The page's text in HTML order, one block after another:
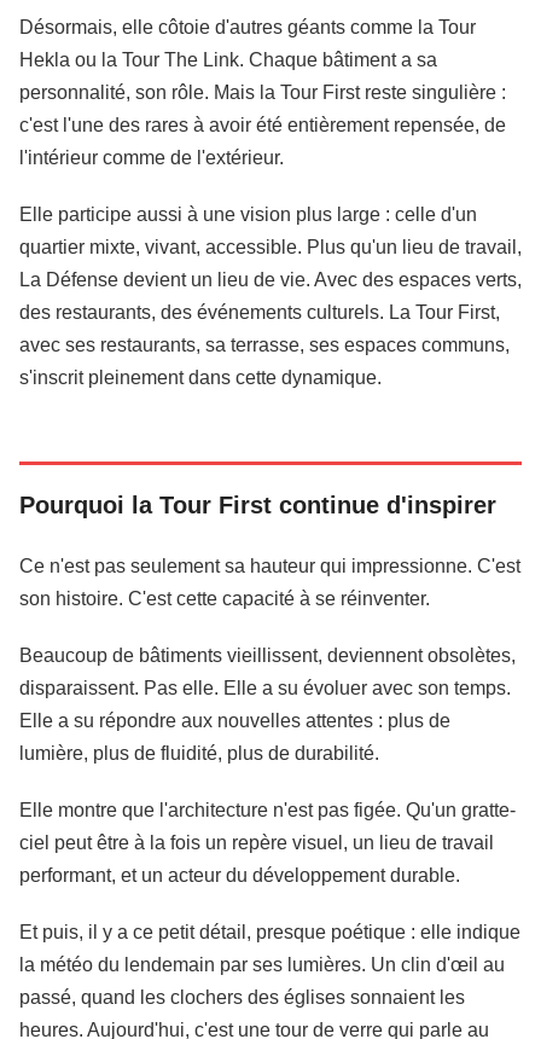
Désormais, elle côtoie d'autres géants comme la Tour
Hekla ou la Tour The Link. Chaque bâtiment a sa
personnalité, son rôle. Mais la Tour First reste singulière :
c'est l'une des rares à avoir été entièrement repensée, de
l'intérieur comme de l'extérieur.
Elle participe aussi à une vision plus large : celle d'un
quartier mixte, vivant, accessible. Plus qu'un lieu de travail,
La Défense devient un lieu de vie. Avec des espaces verts,
des restaurants, des événements culturels. La Tour First,
avec ses restaurants, sa terrasse, ses espaces communs,
s'inscrit pleinement dans cette dynamique.
Pourquoi la Tour First continue d'inspirer
Ce n'est pas seulement sa hauteur qui impressionne. C'est
son histoire. C'est cette capacité à se réinventer.
Beaucoup de bâtiments vieillissent, deviennent obsolètes,
disparaissent. Pas elle. Elle a su évoluer avec son temps.
Elle a su répondre aux nouvelles attentes : plus de
lumière, plus de fluidité, plus de durabilité.
Elle montre que l'architecture n'est pas figée. Qu'un gratte-
ciel peut être à la fois un repère visuel, un lieu de travail
performant, et un acteur du développement durable.
Et puis, il y a ce petit détail, presque poétique : elle indique
la météo du lendemain par ses lumières. Un clin d'œil au
passé, quand les clochers des églises sonnaient les
heures. Aujourd'hui, c'est une tour de verre qui parle au